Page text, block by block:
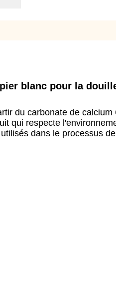
blanc pour la
du carbonate de calcium
qui respecte
dans le processus